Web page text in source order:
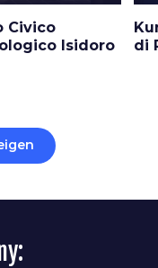
Civico
Isidoro
di